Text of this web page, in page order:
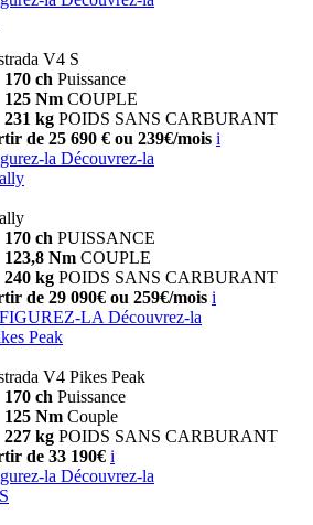
V4 S
170 ch Puissance
125 Nm COUPLE
231 kg POIDS SANS CARBURANT
de 25 690 € ou 239€/mois i
la Découvrez-la
170 ch PUISSANCE
123,8 Nm COUPLE
240 kg POIDS SANS CARBURANT
de 29 090€ ou 259€/mois i
LA Découvrez-la
Peak
V4 Pikes Peak
170 ch Puissance
125 Nm Couple
227 kg POIDS SANS CARBURANT
de 33 190€ i
la Découvrez-la